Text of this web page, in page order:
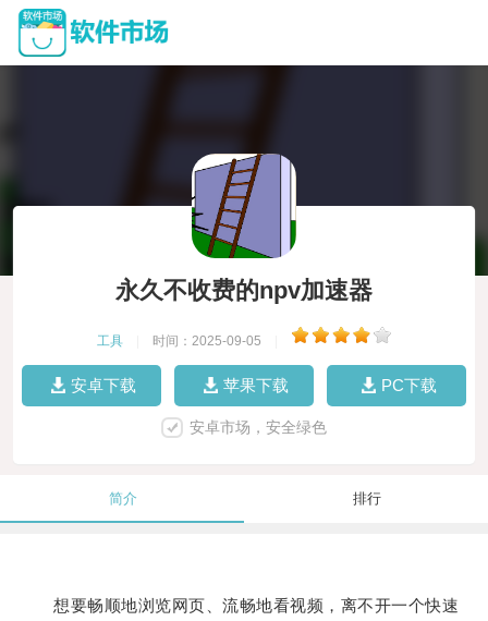
永久不收费的npv加速器
工具 时间：2025-09-05
安卓下载 苹果下载 PC下载
安卓市场，安全绿色
简介 排行
想要畅顺地浏览网页、流畅地看视频，离不开一个快速